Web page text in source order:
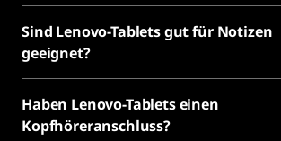
Sind Lenovo-Tablets gut für Notizen
geeignet?
Haben Lenovo-Tablets einen
Kopfhöreranschluss?